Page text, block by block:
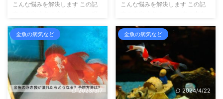
性が高くなります。 うろこに症
す。 うろこに症状が出る病気 松
...
やオランダ獅子頭など、丸い体型
んどの人が経験するはずです。 ...
こんな悩みを解決します この記
を吐き出す理由と対策について解
説します こんにちは、せいじで
す。金魚の飼育を１５年以上して
います。 さて、金魚飼育の醍醐
味として、餌やりがあります。
餌をあげると、金魚は大喜びで餌
に飛びつき食べるんですよね。
その姿ったら、本当にかわいくて
こんな悩みを解決します この記
したり、血走ったような筋が入っ
たりする原因について書いていま
す こんにちは、せいじです。 金
魚の飼育を15年以上しています。
また、金魚のふるさと奈良県大和
郡山より、金魚マイスターの認定
を受けています。 さて、ときど
き金魚の尾びれなどが赤く充血し
金魚の病気など
2023/3/7
金魚の病気など
2024/4/22